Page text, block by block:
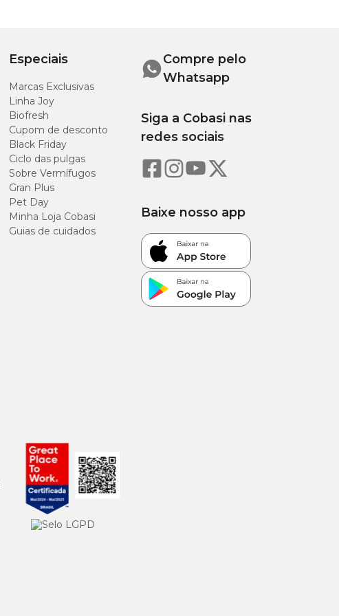
Especiais
Marcas Exclusivas
Linha Joy
Biofresh
Cupom de desconto
Black Friday
Ciclo das pulgas
Sobre Vermífugos
Gran Plus
Pet Day
Minha Loja Cobasi
Guias de cuidados
Compre pelo
Whatsapp
Siga a Cobasi nas
redes sociais
Baixe nosso app